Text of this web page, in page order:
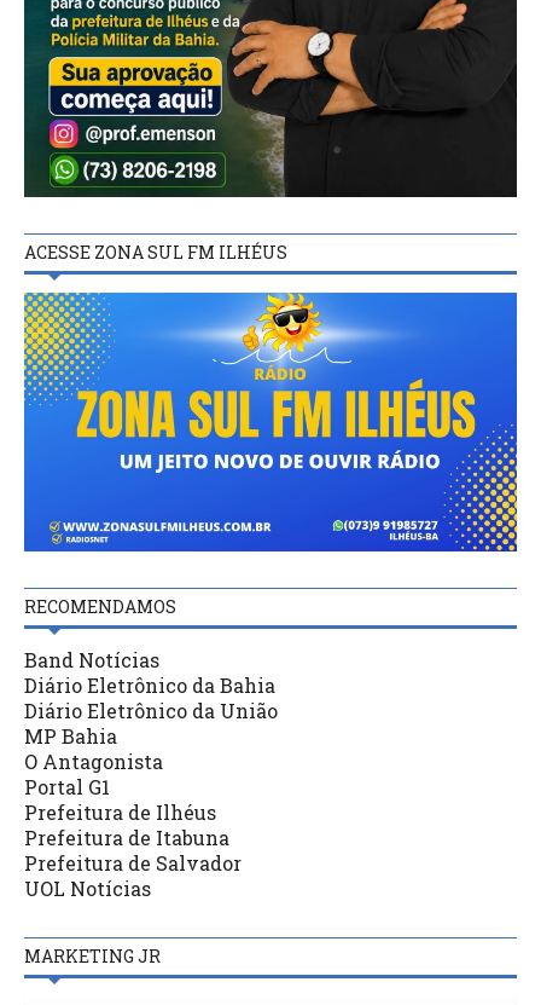
ACESSE ZONA SUL FM ILHÉUS
RECOMENDAMOS
Band Notícias
Diário Eletrônico da Bahia
Diário Eletrônico da União
MP Bahia
O Antagonista
Portal G1
Prefeitura de Ilhéus
Prefeitura de Itabuna
Prefeitura de Salvador
UOL Notícias
MARKETING JR